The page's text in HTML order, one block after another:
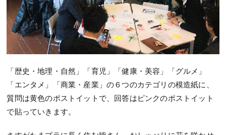
「歴史・地理・自然」「育児」「健康・美容」「グルメ」
「エンタメ」「商業・産業」の６つのカテゴリの模造紙に、
質問は黄色のポストイットで、回答はピンクのポストイット
で貼っていきます。